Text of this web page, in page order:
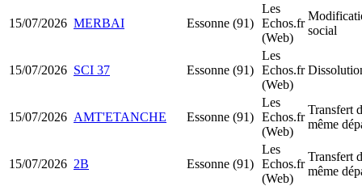
15/07/2026 MERBAI Essonne (91)
Les
Echos.fr
(Web)
social
15/07/2026 SCI 37 Essonne (91)
Les
Echos.fr
(Web)
15/07/2026 AMT'ETANCHE Essonne (91)
Les
Echos.fr
(Web)
Transfert
même
15/07/2026 2B Essonne (91)
Les
Echos.fr
(Web)
Transfert
même